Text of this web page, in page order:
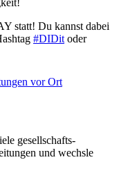
statt! Du kannst dabei
#DIDit oder
vor Ort
gesellschafts­
und wechsle